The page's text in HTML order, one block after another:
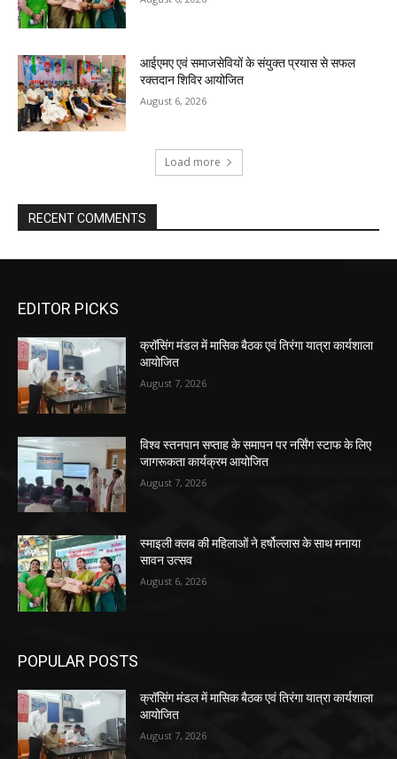
आईएमए एवं समाजसेवियों के संयुक्त प्रयास से सफल
रक्तदान शिविर आयोजित
August 6, 2026
Load more
RECENT COMMENTS
EDITOR PICKS
क्रॉसिंग मंडल में मासिक बैठक एवं तिरंगा यात्रा कार्यशाला
आयोजित
August 7, 2026
विश्व स्तनपान सप्ताह के समापन पर नर्सिंग स्टाफ के लिए
जागरूकता कार्यक्रम आयोजित
August 7, 2026
स्माइली क्लब की महिलाओं ने हर्षोल्लास के साथ मनाया
सावन उत्सव
August 6, 2026
POPULAR POSTS
क्रॉसिंग मंडल में मासिक बैठक एवं तिरंगा यात्रा कार्यशाला
आयोजित
August 7, 2026